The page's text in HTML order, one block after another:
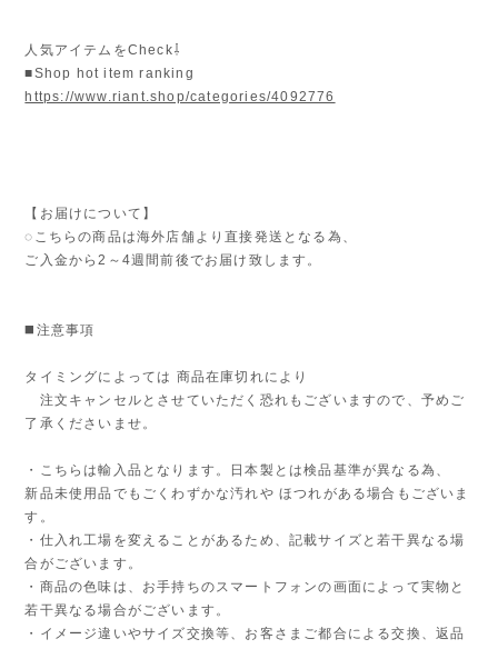
人気アイテムをCheck⇩
■Shop hot item ranking
https://www.riant.shop/categories/4092776
【お届けについて】
◌こちらの商品は海外店舗より直接発送となる為、
ご入金から2～4週間前後でお届け致します。
◼️注意事項
タイミングによっては 商品在庫切れにより
注文キャンセルとさせていただく恐れもございますので、予めご
了承くださいませ。
・こちらは輸入品となります。日本製とは検品基準が異なる為、
新品未使用品でもごくわずかな汚れや ほつれがある場合もございま
す。
・仕入れ工場を変えることがあるため、記載サイズと若干異なる場
合がございます。
・商品の色味は、お手持ちのスマートフォンの画面によって実物と
若干異なる場合がございます。
・イメージ違いやサイズ交換等、お客さまご都合による交換、返品